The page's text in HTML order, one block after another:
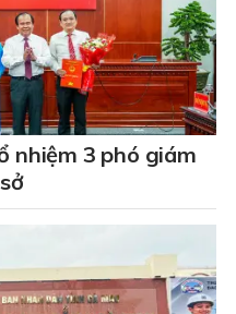
nhiệm 3 phó giám